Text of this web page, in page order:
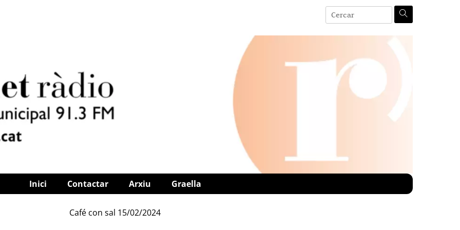
Inici Contactar Arxiu Graella
Café con sal 15/02/2024